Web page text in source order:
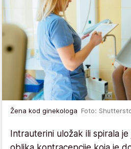
Žena kod ginekologa Foto:
Intrauterini uložak ili spirala